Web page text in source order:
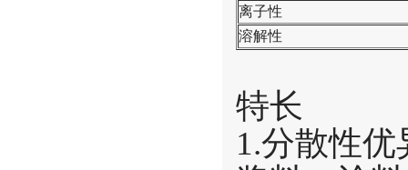
离子性
溶解性
特长
1.分散性